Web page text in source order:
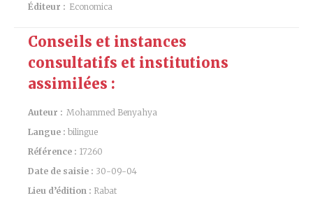
Éditeur : Economica
Conseils et instances
consultatifs et institutions
assimilées :
Auteur : Mohammed Benyahya
Langue : bilingue
Référence : 17260
Date de saisie : 30-09-04
Lieu d’édition : Rabat